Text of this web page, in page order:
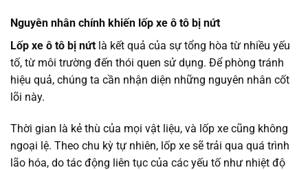
Nguyên nhân chính khiến lốp xe ô tô bị nứt
Lốp xe ô tô bị nứt là kết quả của sự tổng hòa từ nhiều yếu
tố, từ môi trường đến thói quen sử dụng. Để phòng tránh
hiệu quả, chúng ta cần nhận diện những nguyên nhân cốt
lõi này.
Thời gian là kẻ thù của mọi vật liệu, và lốp xe cũng không
ngoại lệ. Theo chu kỳ tự nhiên, lốp xe sẽ trải qua quá trình
lão hóa, do tác động liên tục của các yếu tố như nhiệt độ